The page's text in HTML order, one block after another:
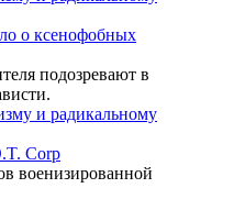
о ксенофобных
подозревают в
и радикальному
Corp
военизированной